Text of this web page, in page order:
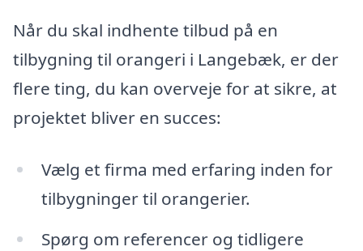
Når du skal indhente tilbud på en
tilbygning til orangeri i Langebæk, er der
flere ting, du kan overveje for at sikre, at
projektet bliver en succes:
Vælg et firma med erfaring inden for
tilbygninger til orangerier.
Spørg om referencer og tidligere